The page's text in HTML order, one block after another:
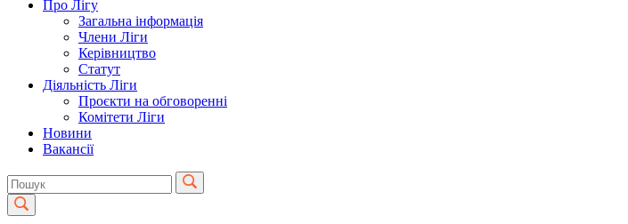
Про Лігу
Загальна інформація
Члени Ліги
Керівництво
Статут
Діяльність Ліги
Проєкти на обговоренні
Комітети Ліги
Новини
Вакансії